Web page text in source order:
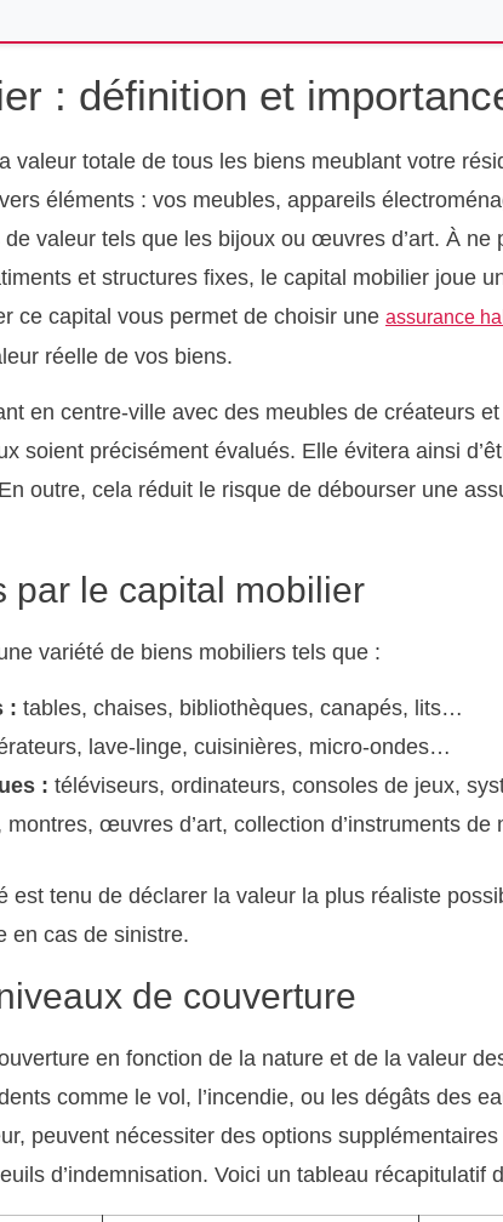
: définition et
valeur totale de tous les biens meublant votre
éléments : vos meubles, appareils
valeur tels que les bijoux ou œuvres d’art. À ne
et structures fixes, le capital mobilier joue
ce capital vous permet de choisir une assurance
réelle de vos biens.
en centre-ville avec des meubles de créateurs
soient précisément évalués. Elle évitera ainsi
outre, cela réduit le risque de débourser une
par le capital mobilier
variété de biens mobiliers tels que :
: tables, chaises, bibliothèques, canapés, lits…
lave-linge, cuisinières, micro-ondes…
: téléviseurs, ordinateurs, consoles de jeux,
montres, œuvres d’art, collection d’instruments
est tenu de déclarer la valeur la plus réaliste
en cas de sinistre.
de couverture
en fonction de la nature et de la valeur
comme le vol, l’incendie, ou les dégâts des
peuvent nécessiter des options
d’indemnisation. Voici un tableau récapitulatif